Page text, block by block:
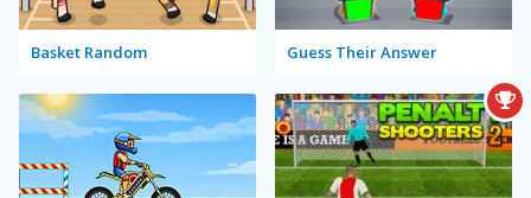
Basket Random Guess Their Answer